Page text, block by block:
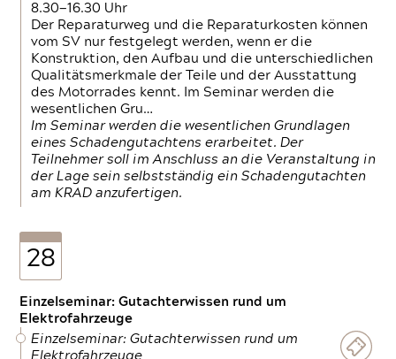
8.30—16.30 Uhr
Der Reparaturweg und die Reparaturkosten können
vom SV nur festgelegt werden, wenn er die
Konstruktion, den Aufbau und die unterschiedlichen
Qualitätsmerkmale der Teile und der Ausstattung
des Motorrades kennt. Im Seminar werden die
wesentlichen Gru…
Im Seminar werden die wesentlichen Grundlagen
eines Schadengutachtens erarbeitet. Der
Teilnehmer soll im Anschluss an die Veranstaltung in
der Lage sein selbstständig ein Schadengutachten
am KRAD anzufertigen.
28
Einzelseminar: Gutachterwissen rund um
Elektrofahrzeuge
Einzelseminar: Gutachterwissen rund um
Elektrofahrzeuge